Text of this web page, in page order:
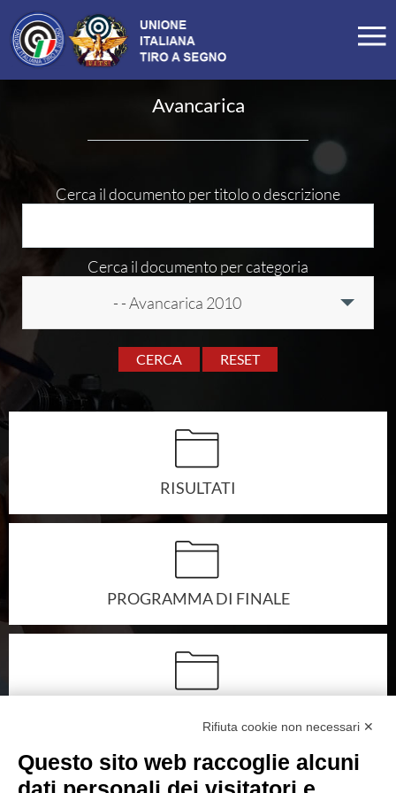
LA FEDERAZIONE
Profilo
Storia
Carte Federali
Manifesto
Tesseramento
Commissioni
Ricerca Sezioni
Affiliazioni Registro CONI
IL TIRO A SEGNO
Carabina
Gruppi di merito
Avancarica
Cerca il documento per titolo o descrizione
Cerca il documento per categoria
- - Avancarica 2010
CERCA RESET
RISULTATI
PROGRAMMA DI FINALE
Rifiuta cookie non necessari ✕
Questo sito web raccoglie alcuni